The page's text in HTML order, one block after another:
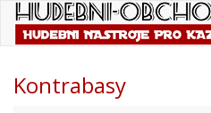
Kontrabasy